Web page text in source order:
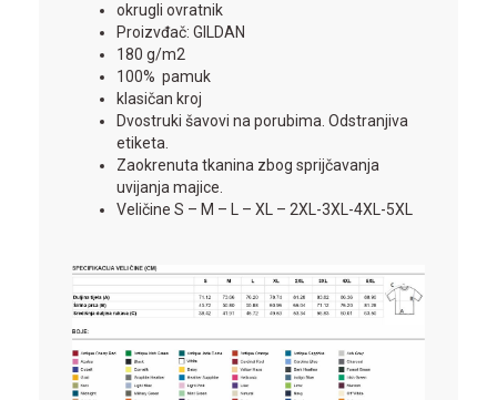
okrugli ovratnik
Proizvđač: GILDAN
180 g/m2
100% pamuk
klasičan kroj
Dvostruki šavovi na porubima. Odstranjiva
etiketa.
Zaokrenuta tkanina zbog sprijčavanja
uvijanja majice.
Veličine S – M – L – XL – 2XL-3XL-4XL-5XL